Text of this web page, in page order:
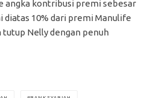
angka kontribusi premi sebesar
diatas 10% dari premi Manulife
tutup Nelly dengan penuh